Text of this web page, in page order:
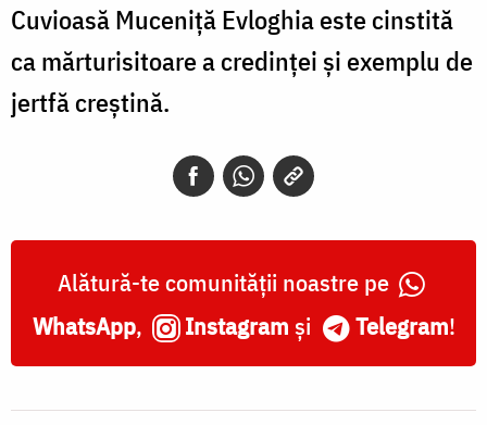
Cuvioasă Muceniță Evloghia este cinstită
ca mărturisitoare a credinței și exemplu de
jertfă creștină.
Alătură-te comunității noastre pe
WhatsApp, Instagram și Telegram!